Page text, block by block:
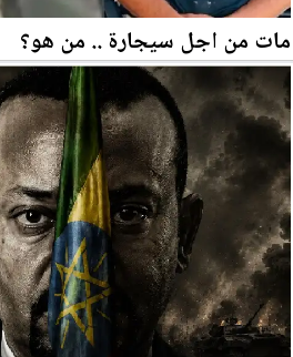
مات من اجل سيجارة .. من هو؟